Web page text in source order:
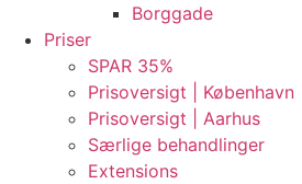
Borggade
Priser
SPAR 35%
Prisoversigt | København
Prisoversigt | Aarhus
Særlige behandlinger
Extensions